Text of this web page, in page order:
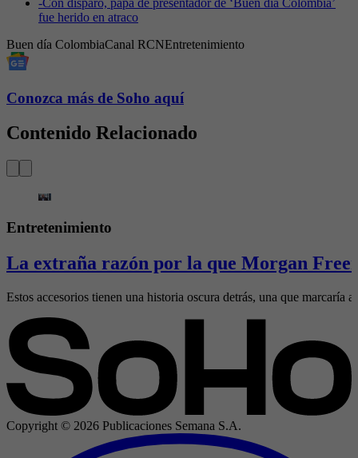
fue herido en atraco
Buen día ColombiaCanal RCNEntretenimiento
Conozca más de Soho aquí
Contenido Relacionado
Entretenimiento
La extraña razón por la que Morgan
Estos accesorios tienen una historia oscura detrás, una que marcaría
Copyright © 2026 Publicaciones Semana S.A.